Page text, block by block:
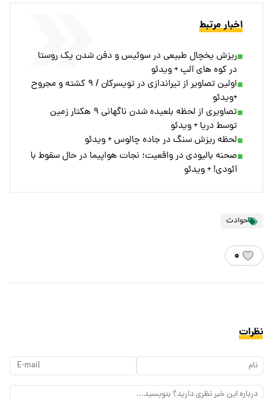
اخبار مرتبط
ریزش یخچال طبیعی در سوئیس و دفن شدن یک روستا
در کوه های آلپ + ویدئو
اولین تصاویر از تیراندازی در تویسرکان / ۹ کشته و مجروح
+ویدئو
تصاویری از لحظه بلعیده شدن ناگهانی ۹ هکتار زمین
توسط دریا + ویدئو
لحظه ریزش سنگ در جاده‌ چالوس + ویدئو
صحنه بالیودی در واقعیت؛ نجات هواپیما در حال سقوط با
آئودی! + ویدئو
حوادث
۰
نظرات